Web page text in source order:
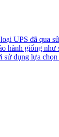
UPS đã qua
hành giống như
sử dụng lựa